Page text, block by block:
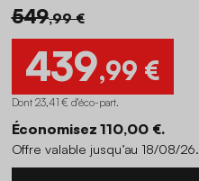
549,99 €
439,99 €
Dont 23,41 € d'éco-part.
Économisez 110,00 €.
Offre valable jusqu’au 18/08/26.